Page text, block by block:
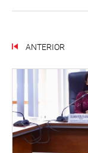
ANTERIOR